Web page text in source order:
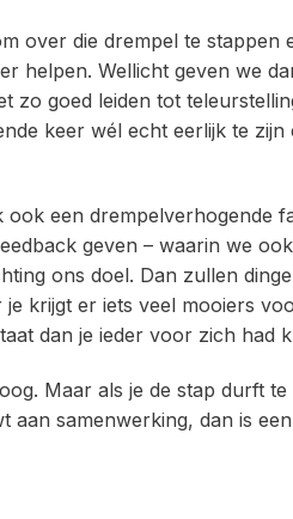
over die drempel te stappen
helpen. Wellicht geven we
zo goed leiden tot
keer wél echt eerlijk te zijn
een drempelverhogende
geven – waarin we
ons doel. Dan zullen
krijgt er iets veel mooiers
dan je ieder voor zich had
Maar als je de stap durft
samenwerking, dan is